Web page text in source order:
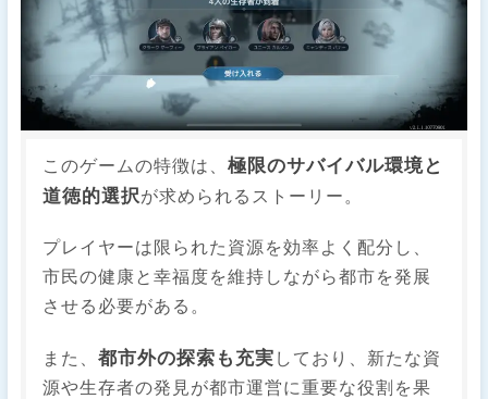
このゲームの特徴は、極限のサバイバル環境と
道徳的選択が求められるストーリー。
プレイヤーは限られた資源を効率よく配分し、
市民の健康と幸福度を維持しながら都市を発展
させる必要がある。
また、都市外の探索も充実 しており、新たな資
源や生存者の発見が都市運営に重要な役割を果